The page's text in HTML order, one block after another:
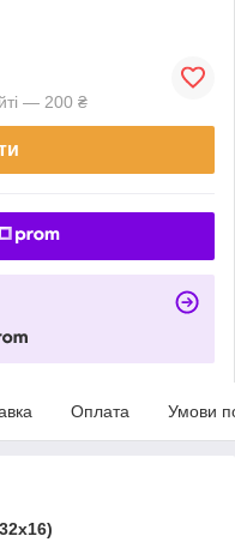
— 200 ₴
Оплата Умови